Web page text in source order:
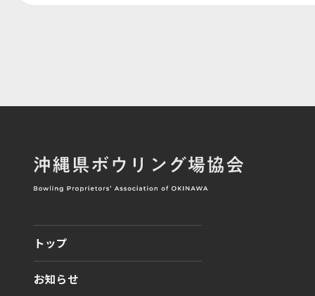
トップ
お知らせ